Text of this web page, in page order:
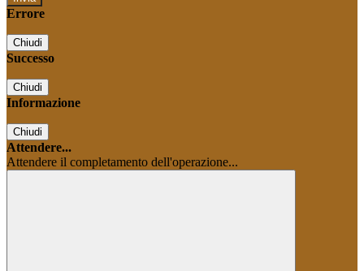
Errore
Chiudi
Successo
Chiudi
Informazione
Chiudi
Attendere...
Attendere il completamento dell'operazione...